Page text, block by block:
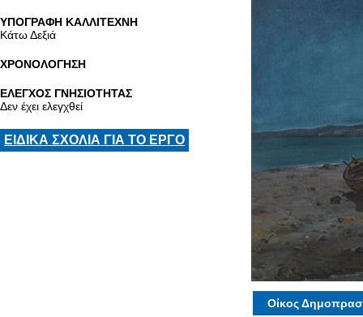
ΥΠΟΓΡΑΦΗ ΚΑΛΛΙΤΕΧΝΗ
Κάτω Δεξιά
ΧΡΟΝΟΛΟΓΗΣΗ
ΕΛΕΓΧΟΣ ΓΝΗΣΙΟΤΗΤΑΣ
Δεν έχει ελεγχθεί
ΕΙΔΙΚΑ ΣΧΟΛΙΑ ΓΙΑ ΤΟ ΕΡΓΟ
Οίκος